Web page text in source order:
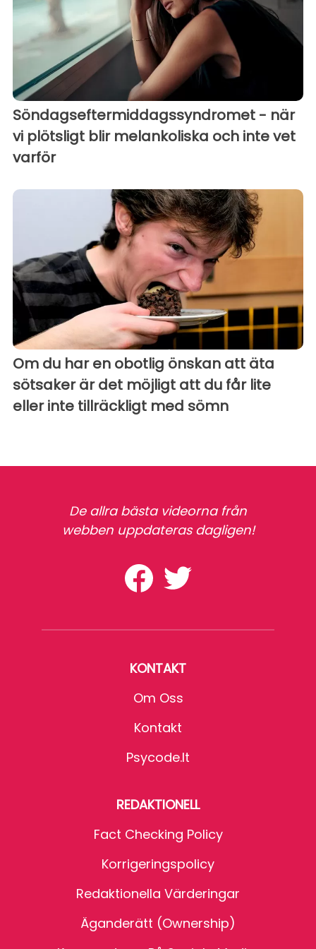
Söndagseftermiddagssyndromet - när
vi plötsligt blir melankoliska och inte vet
varför
Om du har en obotlig önskan att äta
sötsaker är det möjligt att du får lite
eller inte tillräckligt med sömn
De allra bästa videorna från
webben uppdateras dagligen!
KONTAKT
Om Oss
Kontakt
Psycode.it
REDAKTIONELL
Fact Checking Policy
Korrigeringspolicy
Redaktionella Värderingar
Äganderätt (Ownership)